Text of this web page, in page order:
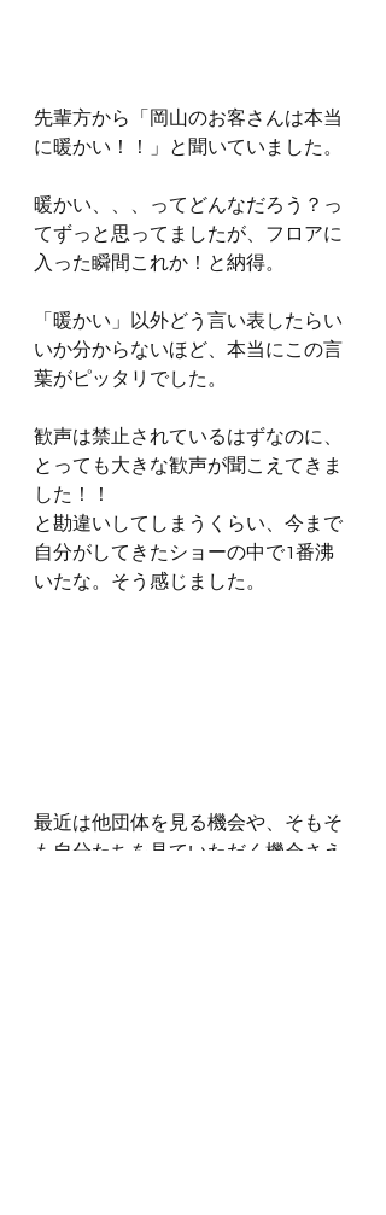
先輩方から「岡山のお客さんは本当
に暖かい！！」と聞いていました。
暖かい、、、ってどんなだろう？っ
てずっと思ってましたが、フロアに
入った瞬間これか！と納得。
「暖かい」以外どう言い表したらい
いか分からないほど、本当にこの言
葉がピッタリでした。
歓声は禁止されているはずなのに、
とっても大きな歓声が聞こえてきま
した！！
と勘違いしてしまうくらい、今まで
自分がしてきたショーの中で1番沸
いたな。そう感じました。
最近は他団体を見る機会や、そもそ
も自分たちを見ていただく機会さえ